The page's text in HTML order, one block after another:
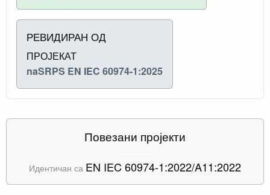
РЕВИДИРАН ОД
ПРОЈЕКАТ
naSRPS EN IEC 60974-1:2025
Повезани пројекти
Идентичан са EN IEC 60974-1:2022/A11:2022